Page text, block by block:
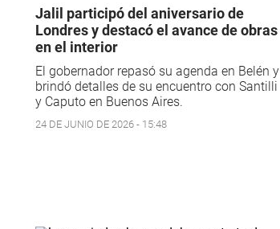
Jalil participó del aniversario de
Londres y destacó el avance de obras
en el interior
El gobernador repasó su agenda en Belén y
brindó detalles de su encuentro con Santilli
y Caputo en Buenos Aires.
24 DE JUNIO DE 2026 - 15:48